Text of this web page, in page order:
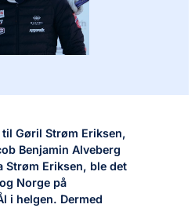
Gøril Strøm Eriksen,
Benjamin Alveberg
Strøm Eriksen, ble det
Norge på
i helgen. Dermed